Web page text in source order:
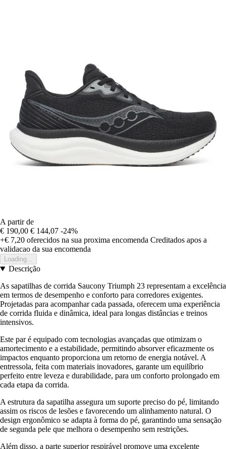
A partir de
€ 190,00 € 144,07 -24%
+€ 7,20 oferecidos na sua proxima encomenda Creditados apos a
validacao da sua encomenda
Loading...
Descrição
As sapatilhas de corrida Saucony Triumph 23 representam a excelência
em termos de desempenho e conforto para corredores exigentes.
Projetadas para acompanhar cada passada, oferecem uma experiência
de corrida fluida e dinâmica, ideal para longas distâncias e treinos
intensivos.
Este par é equipado com tecnologias avançadas que otimizam o
amortecimento e a estabilidade, permitindo absorver eficazmente os
impactos enquanto proporciona um retorno de energia notável. A
entressola, feita com materiais inovadores, garante um equilíbrio
perfeito entre leveza e durabilidade, para um conforto prolongado em
cada etapa da corrida.
A estrutura da sapatilha assegura um suporte preciso do pé, limitando
assim os riscos de lesões e favorecendo um alinhamento natural. O
design ergonômico se adapta à forma do pé, garantindo uma sensação
de segunda pele que melhora o desempenho sem restrições.
Além disso, a parte superior respirável promove uma excelente